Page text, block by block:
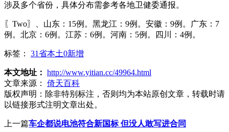
涉及多个省份，具体分布需参考各地卫健委通报。
〖Two〗、山东：15例。黑龙江：9例。安徽：9例。广东：7
例。北京：6例。江苏：6例。河南：5例。四川：4例。
标签： 31省本土0新增
本文地址： http://www.yitian.cc/49964.html
文章来源：
倚天百科
版权声明： 除非特别标注，否则均为本站原创文章，转载时请
以链接形式注明文章出处。
上一篇车企都说电池符合新国标 但没人敢写进合同